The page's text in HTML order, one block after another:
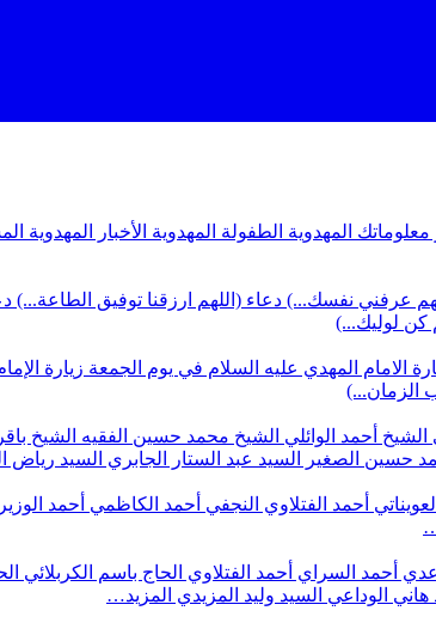
معلوماتك المهدوية الطفولة المهدوية الأخبار المهدوية
عرفني نفسك...) دعاء (اللهم ارزقنا توفيق الطاعة...)
كن لوليك...)
الامام المهدي عليه السلام في يوم الجمعة زيارة
الزمان...)
الشيخ أحمد الوائلي الشيخ محمد حسين الفقيه الشيخ
حسين الصغير السيد عبد الستار الجابري السيد رياض
أحمد الفتلاوي النجفي أحمد الكاظمي أحمد الوزير
أحمد السراي أحمد الفتلاوي الحاج باسم الكربلائي
هاني الوداعي السيد وليد المزيدي المزيد…